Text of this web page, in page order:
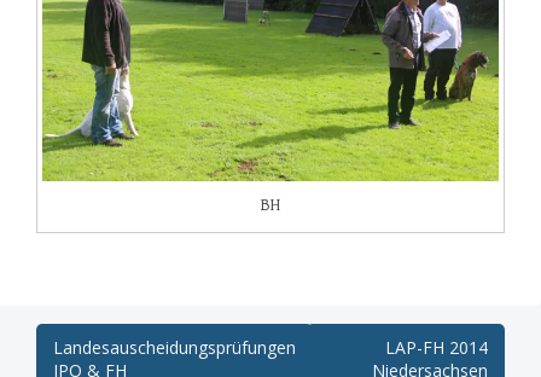
BH
PostLandesauscheidungsprüfungen
IPO & FH
LAP-FH 2014
Niedersachsen